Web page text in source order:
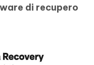
di recupero